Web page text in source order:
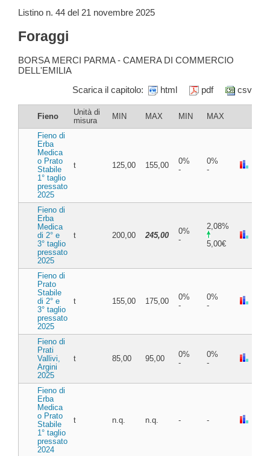
Listino n. 44 del 21 novembre 2025
Foraggi
BORSA MERCI PARMA - CAMERA DI COMMERCIO
DELL'EMILIA
Scarica il capitolo:
html pdf csv
Fieno
Unità di
misura
MIN MAX MIN MAX
Fieno di
Erba
Medica
o Prato
Stabile
1° taglio
pressato
2025
t 125,00 155,00
0%
-
0%
-
Fieno di
Erba
Medica
di 2° e
3° taglio
pressato
2025
t 200,00 245,00
0%
-
2,08%
5,00€
Fieno di
Prato
Stabile
di 2° e
3° taglio
pressato
2025
t 155,00 175,00
0%
-
0%
-
Fieno di
Prati
Vallivi,
Argini
2025
t 85,00 95,00
0%
-
0%
-
Fieno di
Erba
Medica
o Prato
Stabile
1° taglio
pressato
2024
t n.q. n.q. - -